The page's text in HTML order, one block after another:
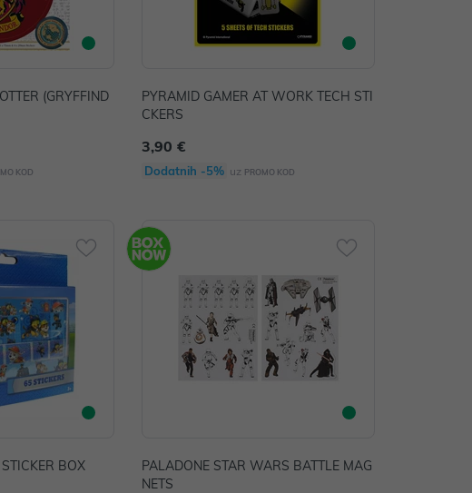
(GRYFFIND
KOD
PYRAMID GAMER AT WORK TECH STI
CKERS
3,90 €
Dodatnih -5% uz PROMO KOD
BOX
PALADONE STAR WARS BATTLE MAG
NETS